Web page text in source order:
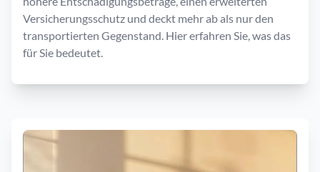
Versicherungsschutz und deckt mehr ab als nur den
transportierten Gegenstand. Hier erfahren Sie, was das
für Sie bedeutet.